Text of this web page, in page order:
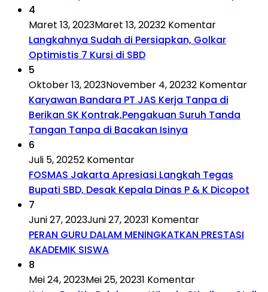
4
Maret 13, 2023Maret 13, 20232 Komentar
Langkahnya Sudah di Persiapkan, Golkar
Optimistis 7 Kursi di SBD
5
Oktober 13, 2023November 4, 20232 Komentar
Karyawan Bandara PT JAS Kerja Tanpa di
Berikan SK Kontrak,Pengakuan Suruh Tanda
Tangan Tanpa di Bacakan Isinya
6
Juli 5, 20252 Komentar
FOSMAS Jakarta Apresiasi Langkah Tegas
Bupati SBD, Desak Kepala Dinas P & K Dicopot
7
Juni 27, 2023Juni 27, 20231 Komentar
PERAN GURU DALAM MENINGKATKAN PRESTASI
AKADEMIK SISWA
8
Mei 24, 2023Mei 25, 20231 Komentar